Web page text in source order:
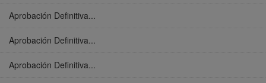
Aprobación Definitiva...
Aprobación Definitiva...
Aprobación Definitiva...